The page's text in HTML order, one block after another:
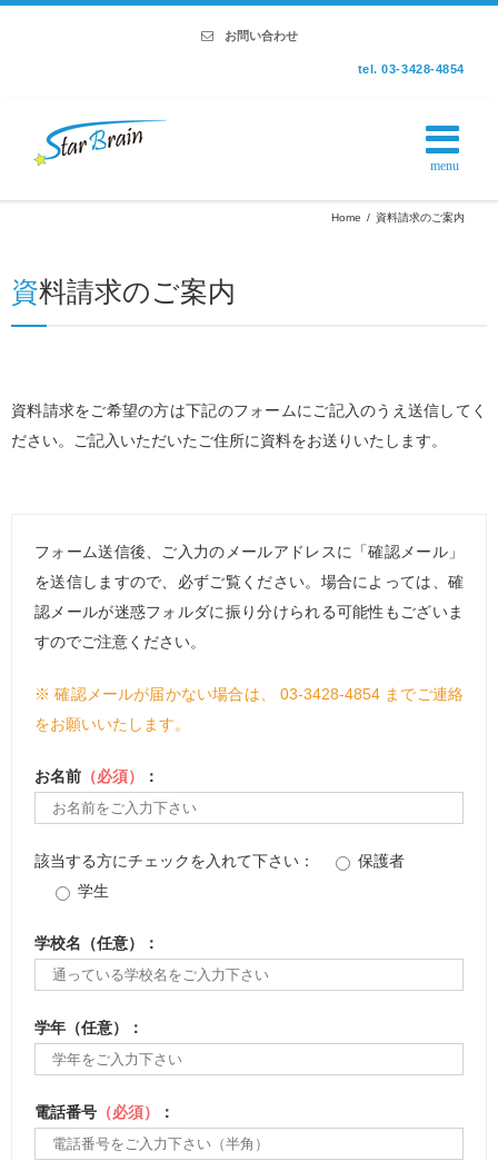
お問い合わせ
tel. 03-3428-4854
Home / 資料請求のご案内
資料請求のご案内
資料請求をご希望の方は下記のフォームにご記入のうえ送信してく
ださい。ご記入いただいたご住所に資料をお送りいたします。
フォーム送信後、ご入力のメールアドレスに「確認メール」
を送信しますので、必ずご覧ください。場合によっては、確
認メールが迷惑フォルダに振り分けられる可能性もございま
すのでご注意ください。
※ 確認メールが届かない場合は、 03-3428-4854 までご連絡
をお願いいたします。
お名前 （必須） ：
該当する方にチェックを入れて下さい：
保護者
学生
学校名（任意）：
学年（任意）：
電話番号 （必須） ：